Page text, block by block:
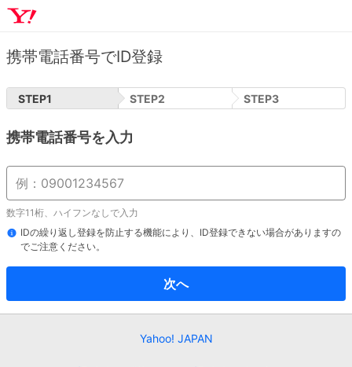
携帯電話番号でID登録
STEP1 STEP2 STEP3
携帯電話番号を入力
数字11桁、ハイフンなしで入力
IDの繰り返し登録を防止する機能により、ID登録できない場合がありますの
でご注意ください。
次へ
Yahoo! JAPAN